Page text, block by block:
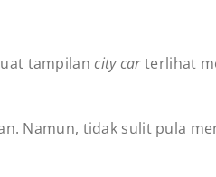
tampilancity carterlihat
Namun, tidak sulit pula